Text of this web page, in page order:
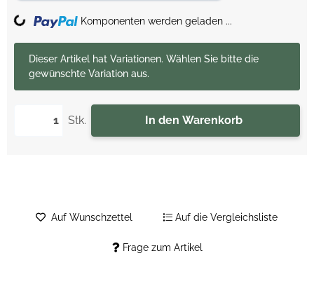
Stk. In den Warenkorb
xDieser Artikel hat Variationen. Wählen Sie bitte die
gewünschte Variation aus.
Komponenten werden geladen ...
Frage zum Artikel
Auf Wunschzettel Auf die Vergleichsliste